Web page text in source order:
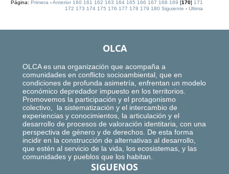
Página:Primera -Anterior 160 161 162 163 164 165 166 167 168 169 [170]171
172 173 174 175 176 177 178 179 180 Siguiente -Ultima
OLCA
OLCA es una organización que acompaña a
comunidades en conflicto socioambiental, que en
condiciones de profunda asimetría, enfrentan un modelo
económico depredador impuesto en los territorios.
Promovemos la participación y el protagonismo
colectivo, la sistematización y el intercambio de
experiencias y conocimientos, la articulación y el
desarrollo de procesos de valoración identitaria, con una
perspectiva de género y de derechos. De esta forma
incidir en la construcción de alternativas al desarrollo,
que estén al servicio de la vida, los ecosistemas, y las
comunidades y pueblos que los habitan.
SIGUENOS